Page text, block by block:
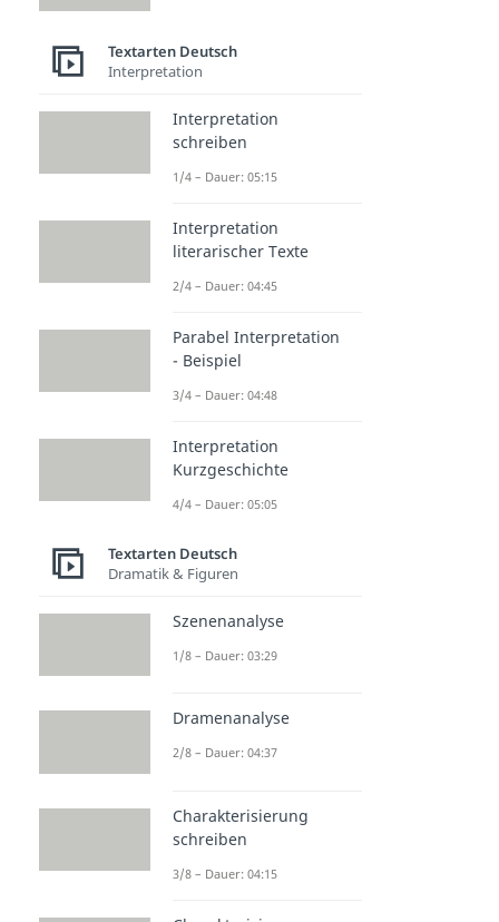
Textarten Deutsch
Interpretation
Interpretation
schreiben
1/4 – Dauer: 05:15
Interpretation
literarischer Texte
2/4 – Dauer: 04:45
Parabel Interpretation
- Beispiel
3/4 – Dauer: 04:48
Interpretation
Kurzgeschichte
4/4 – Dauer: 05:05
Textarten Deutsch
Dramatik & Figuren
Szenenanalyse
1/8 – Dauer: 03:29
Dramenanalyse
2/8 – Dauer: 04:37
Charakterisierung
schreiben
3/8 – Dauer: 04:15